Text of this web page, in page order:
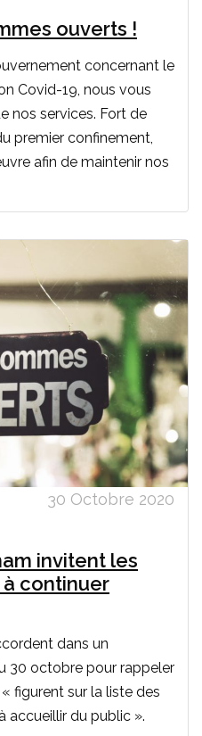
ouverts !
concernant le
Covid-19, nous vous
nos services. Fort de
premier confinement,
afin de maintenir nos
30 Octobre 2020
invitent les
continuer
dans un
30 octobre pour rappeler
figurent sur la liste des
accueillir du public ».